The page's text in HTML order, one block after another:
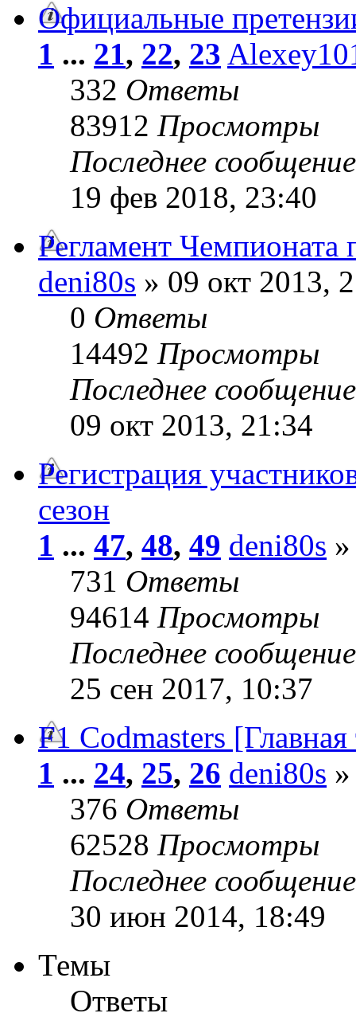
Официальные
1 ... 21, 22, 23
332 Ответы
83912 Просмотры
Последнее
19 фев 2018, 23:40
Регламент Чемпионата
deni80s » 09 окт 2013,
0 Ответы
14492 Просмотры
Последнее
09 окт 2013, 21:34
Регистрация
сезон
1 ... 47, 48, 49 deni80s
731 Ответы
94614 Просмотры
Последнее
25 сен 2017, 10:37
F1 Codmasters
1 ... 24, 25, 26 deni80s
376 Ответы
62528 Просмотры
Последнее
30 июн 2014, 18:49
Темы
Ответы